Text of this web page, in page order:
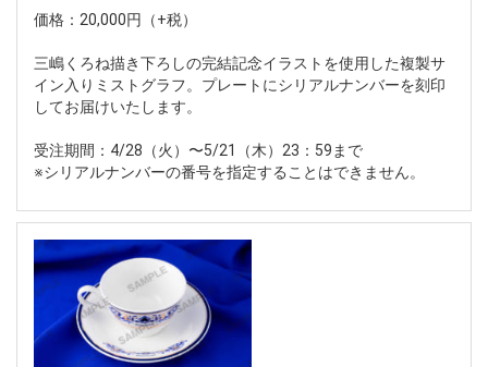
価格：20,000円（+税）
三嶋くろね描き下ろしの完結記念イラストを使用した複製サ
イン入りミストグラフ。プレートにシリアルナンバーを刻印
してお届けいたします。
受注期間：4/28（火）〜5/21（木）23：59まで
※シリアルナンバーの番号を指定することはできません。